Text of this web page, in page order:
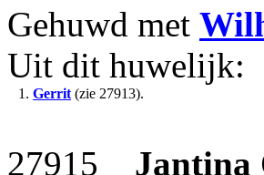
Gehuwd met
Uit dit huwelijk:
1. Gerrit (zie 27913).
27915 Jantina